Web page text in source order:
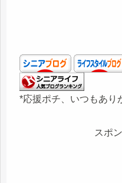
*応援ポチ、いつもあり
スポ